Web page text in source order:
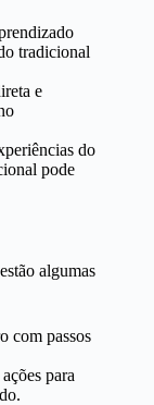
tradicional
e
do
pode
algumas
com passos
para